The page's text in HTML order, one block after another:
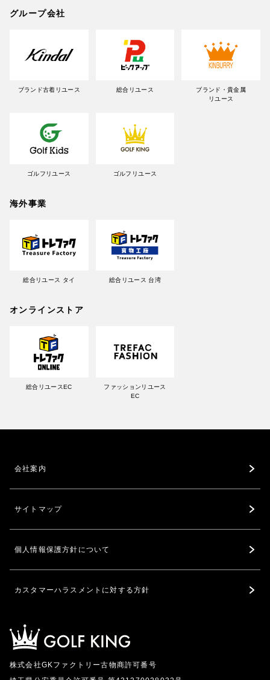
グループ会社
ブランド古着リユース 総合リユース
ブランド・貴金属
リユース
ゴルフリユース ゴルフリユース
海外事業
総合リユース タイ 総合リユース 台湾
オンラインストア
総合リユースEC
ファッションリユース
EC
会社案内
サイトマップ
個人情報保護方針について
カスタマーハラスメントに対する方針
株式会社GKファクトリー古物商許可番号